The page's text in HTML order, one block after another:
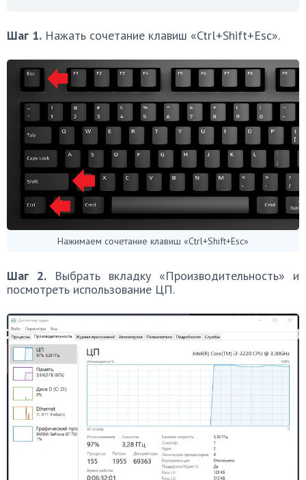
Шаг 1. Нажать сочетание клавиш «Ctrl+Shift+Esc».
Нажимаем сочетание клавиш «Ctrl+Shift+Esc»
Шаг 2. Выбрать вкладку «Производительность» и
посмотреть использование ЦП.